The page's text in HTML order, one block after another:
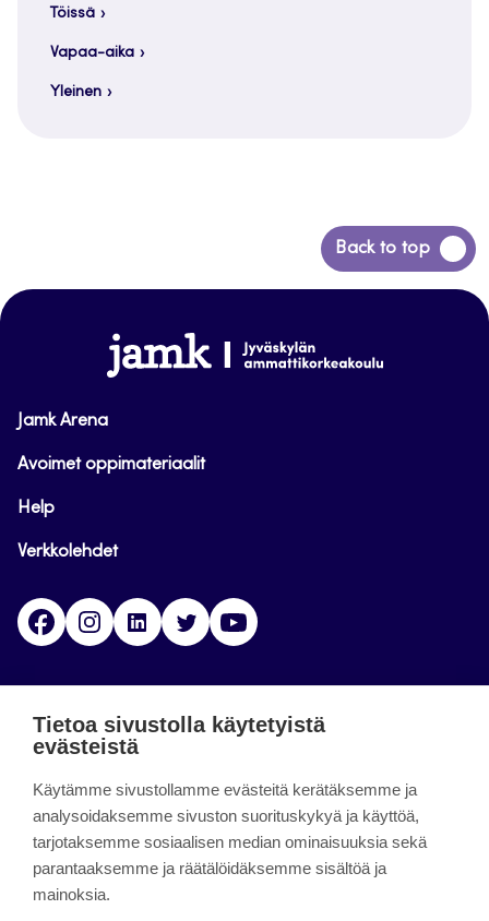
Töissä
Vapaa-aika
Yleinen
Back to top
Siirry
takaisin
www.jamk.fi
Jamk Arena
Avoimet oppimateriaalit
Help
Verkkolehdet
FacebookInstagramLinkedinTwitter
päättynyt 11.9.2023.
About the site
Käyttöehdot
Tietoa sivustolla käytetyistä
evästeistä
Käytämme sivustollamme evästeitä kerätäksemme ja
analysoidaksemme sivuston suorituskykyä ja käyttöä,
tarjotaksemme sosiaalisen median ominaisuuksia sekä
parantaaksemme ja räätälöidäksemme sisältöä ja
mainoksia.